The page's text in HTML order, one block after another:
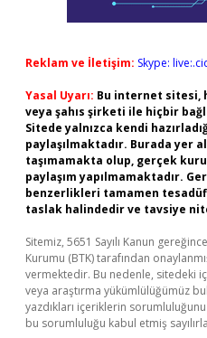
Reklam ve İletişim: Skype:
Yasal Uyarı: Bu internet sitesi,
veya şahıs şirketi ile hiçbir
Sitede yalnızca kendi
paylaşılmaktadır. Burada yer
taşımamakta olup, gerçek
paylaşım yapılmamaktadır.
benzerlikleri tamamen
taslak halindedir ve tavsiye
Sitemiz, 5651 Sayılı Kanun
Kurumu (BTK) tarafından
vermektedir. Bu nedenle, sitedeki
veya araştırma yükümlülüğümüz
yazdıkları içeriklerin
bu sorumluluğu kabul etmiş